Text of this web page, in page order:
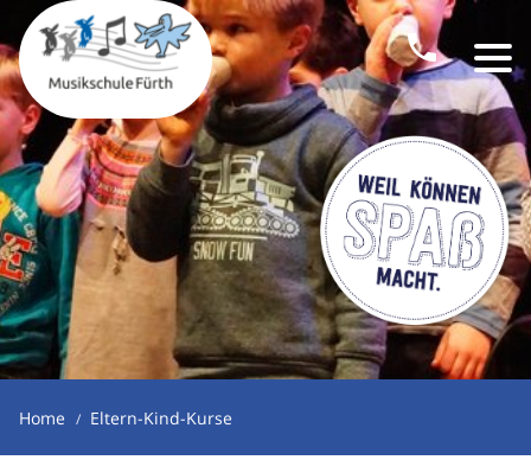
Home Eltern-Kind-Kurse